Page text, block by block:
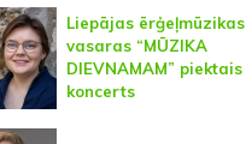
Liepājas ērģeļmūzikas
vasaras “MŪZIKA
DIEVNAMAM” piektais
koncerts